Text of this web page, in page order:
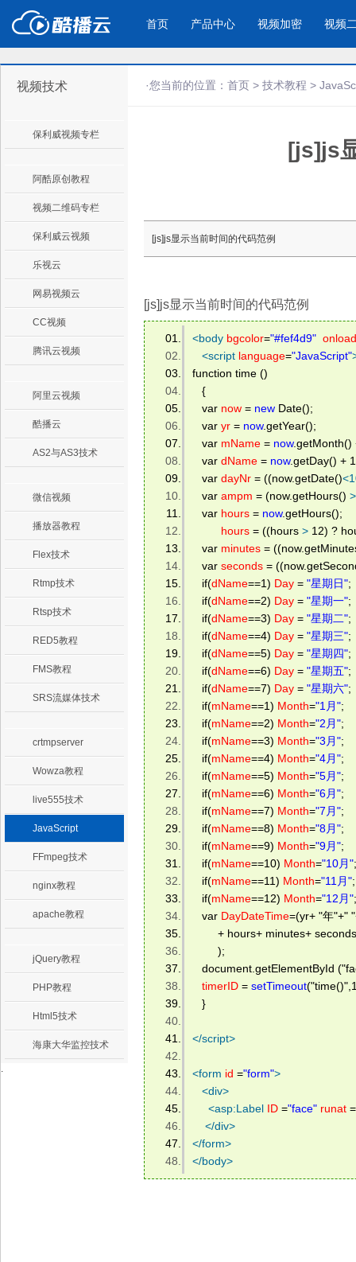
首页 产品中心
产品与新功能
防下载/防盗录/防录屏/防篡改
酷播云 | 企
免费稳定无广
视频加密 视频
应用场景
企业宣传 产品宣传
通过视频来展示
个人网站
为个人网站、博客论坛，添加视频
视频技术
保利威视频专栏
阿酷原创教程
视频二维码专栏
保利威云视频
乐视云
网易视频云
CC视频
腾讯云视频
阿里云视频
酷播云
AS2与AS3技术
微信视频
播放器教程
Flex技术
Rtmp技术
Rtsp技术
RED5教程
FMS教程
SRS流媒体技术
crtmpserver
Wowza教程
live555技术
JavaScript
FFmpeg技术
nginx教程
apache教程
jQuery教程
PHP教程
Html5技术
海康大华监控技术
.
·您当前的位置： 首页 > 技术教程 >
[js]js
[js]js显示当前时间的代码范例
[js]js显示当前时间的代码范例
<body bgcolor="#fef4d9" onload
<script language="JavaScript"
function time ()
{
var now = new Date();
var yr = now.getYear();
var mName = now.getMonth()
var dName = now.getDay() +
var dayNr = ((now.getDate()<
var ampm = (now.getHours() >
var hours = now.getHours();
hours = ((hours > 12) ?
var minutes =
var seconds =
if(dName==1) Day = "星期日";
if(dName==2) Day = "星期一";
if(dName==3) Day = "星期二";
if(dName==4) Day = "星期三";
if(dName==5) Day = "星期四";
if(dName==6) Day = "星期五";
if(dName==7) Day = "星期六";
if(mName==1) Month="1月";
if(mName==2) Month="2月";
if(mName==3) Month="3月";
if(mName==4) Month="4月";
if(mName==5) Month="5月";
if(mName==6) Month="6月";
if(mName==7) Month="7月";
if(mName==8) Month="8月";
if(mName==9) Month="9月";
if(mName==10) Month="10月"
if(mName==11) Month="11月"
if(mName==12) Month="12月"
var DayDateTime=(yr+ "年"+"
+ hours+ minutes+
);
document.getElementById
timerID = setTimeout
}
</script>
<form id ="form">
<div>
<asp:Label ID ="face" runat =
</div>
</form>
</body>